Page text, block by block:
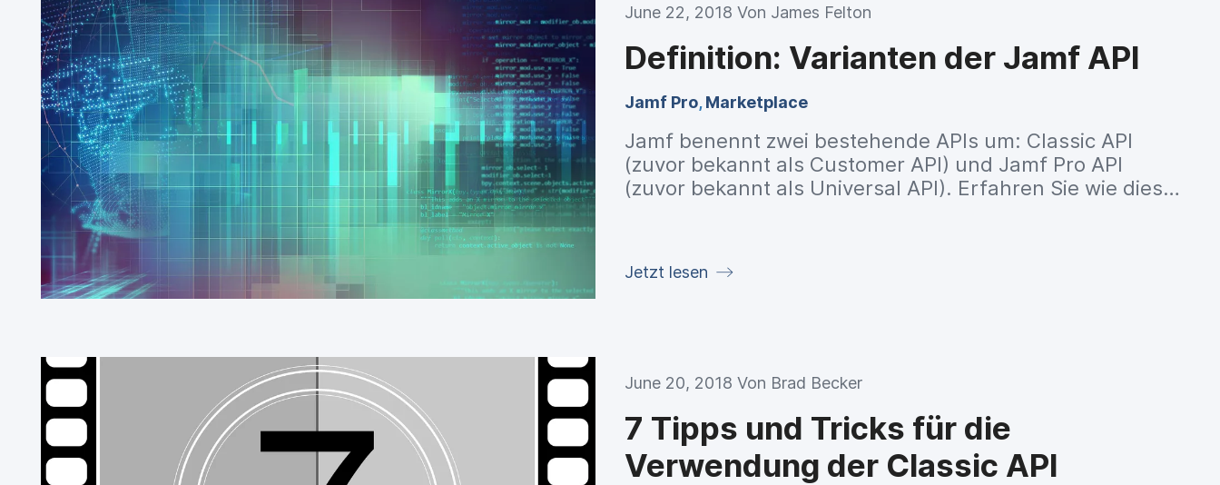
June 22, 2018 Von James Felton
Definition: Varianten der Jamf API
Jamf Pro,Marketplace
Jamf benennt zwei bestehende APIs um: Classic API
(zuvor bekannt als Customer API) und Jamf Pro API
(zuvor bekannt als Universal API). Erfahren Sie wie diese
Jetzt lesen
June 20, 2018 Von Brad Becker
7 Tipps und Tricks für die
Verwendung der Classic API